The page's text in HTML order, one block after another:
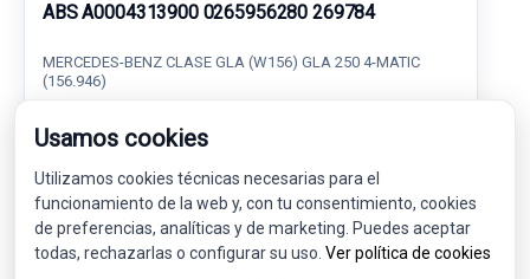
ABS A0004313900 0265956280 269784
MERCEDES-BENZ CLASE GLA (W156) GLA 250 4-MATIC
(156.946)
58,50 € sin IVA.
Ref: 6279377 OEM: A0004313900
Garantía 1 año Envío 24-48h
Usamos cookies
Utilizamos cookies técnicas necesarias para el
funcionamiento de la web y, con tu consentimiento, cookies
de preferencias, analíticas y de marketing. Puedes aceptar
todas, rechazarlas o configurar su uso. Ver política de cookies